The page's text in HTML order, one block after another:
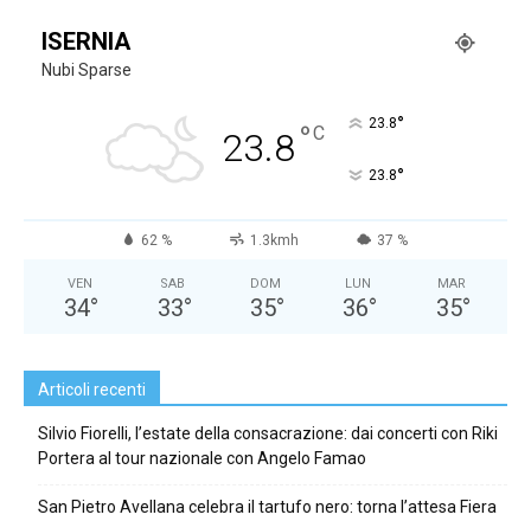
ISERNIA
Nubi Sparse
23.8°C 23.8°
23.8°
62 % 1.3kmh 37 %
VEN
34°
SAB
33°
DOM
35°
LUN
36°
MAR
35°
Articoli recenti
Silvio Fiorelli, l’estate della consacrazione: dai concerti con Riki
Portera al tour nazionale con Angelo Famao
San Pietro Avellana celebra il tartufo nero: torna l’attesa Fiera